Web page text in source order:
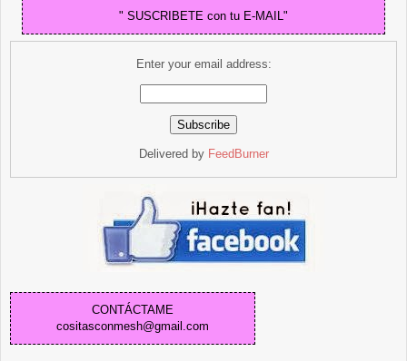
" SUSCRIBETE con tu E-MAIL"
Enter your email address:
Delivered by FeedBurner
CONTÁCTAME
cositasconmesh@gmail.com